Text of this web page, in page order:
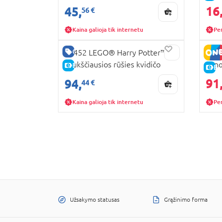
45,56 €
Kaina galioja tik internetu
16,
GERA KAINA
E-KAINA
76452 LEGO® Harry Potter™
„Aukščiausios rūšies kvidičo
94,44 €
Kaina galioja tik internetu
E-
91,
Užsakymo statusas Grąžinimo forma